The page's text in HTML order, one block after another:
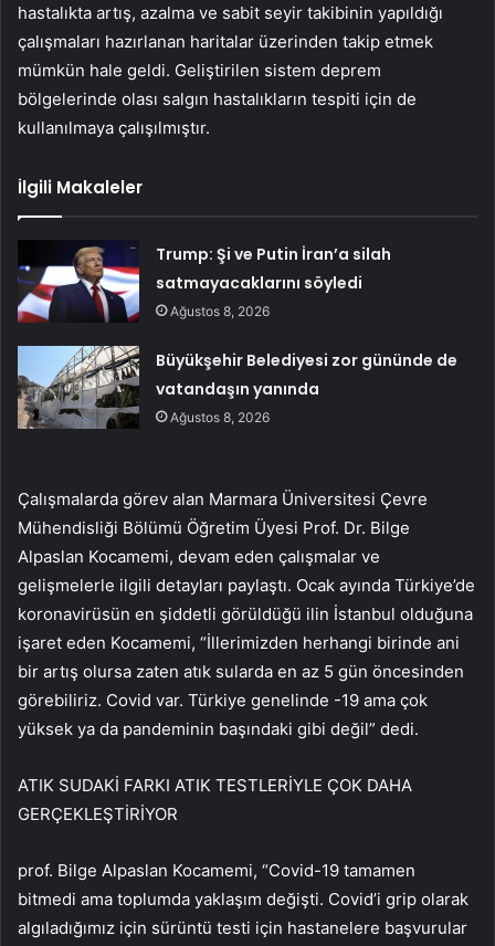
hastalıkta artış, azalma ve sabit seyir takibinin yapıldığı
çalışmaları hazırlanan haritalar üzerinden takip etmek
mümkün hale geldi. Geliştirilen sistem deprem
bölgelerinde olası salgın hastalıkların tespiti için de
kullanılmaya çalışılmıştır.
İlgili Makaleler
Trump: Şi ve Putin İran’a silah
satmayacaklarını söyledi
Ağustos 8, 2026
Büyükşehir Belediyesi zor gününde de
vatandaşın yanında
Ağustos 8, 2026
Çalışmalarda görev alan Marmara Üniversitesi Çevre
Mühendisliği Bölümü Öğretim Üyesi Prof. Dr. Bilge
Alpaslan Kocamemi, devam eden çalışmalar ve
gelişmelerle ilgili detayları paylaştı. Ocak ayında Türkiye’de
koronavirüsün en şiddetli görüldüğü ilin İstanbul olduğuna
işaret eden Kocamemi, “İllerimizden herhangi birinde ani
bir artış olursa zaten atık sularda en az 5 gün öncesinden
görebiliriz. Covid var. Türkiye genelinde -19 ama çok
yüksek ya da pandeminin başındaki gibi değil” dedi.
ATIK SUDAKİ FARKI ATIK TESTLERİYLE ÇOK DAHA
GERÇEKLEŞTİRİYOR
prof. Bilge Alpaslan Kocamemi, “Covid-19 tamamen
bitmedi ama toplumda yaklaşım değişti. Covid’i grip olarak
algıladığımız için sürüntü testi için hastanelere başvurular